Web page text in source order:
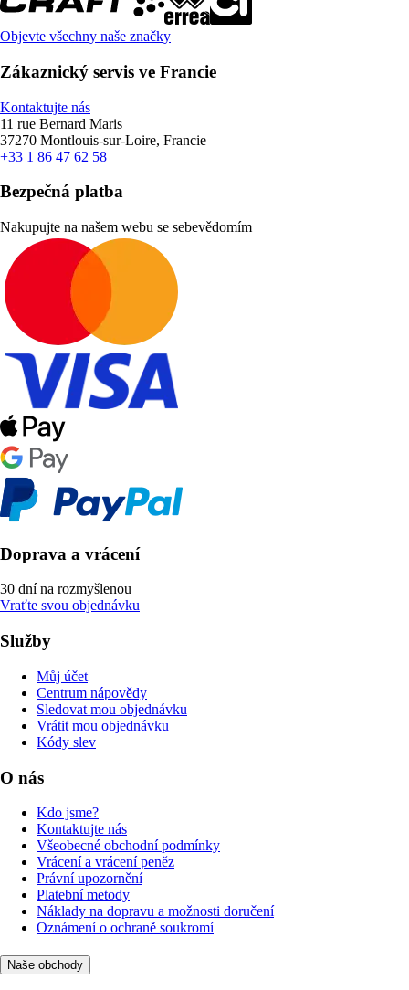
Objevte všechny naše značky
Zákaznický servis ve Francie
Kontaktujte nás
11 rue Bernard Maris
37270 Montlouis-sur-Loire, Francie
+33 1 86 47 62 58
Bezpečná platba
Nakupujte na našem webu se sebevědomím
Doprava a vrácení
30 dní na rozmyšlenou
Vraťte svou objednávku
Služby
Můj účet
Centrum nápovědy
Sledovat mou objednávku
Vrátit mou objednávku
Kódy slev
O nás
Kdo jsme?
Kontaktujte nás
Všeobecné obchodní podmínky
Vrácení a vrácení peněz
Právní upozornění
Platební metody
Náklady na dopravu a možnosti doručení
Oznámení o ochraně soukromí
Naše obchody